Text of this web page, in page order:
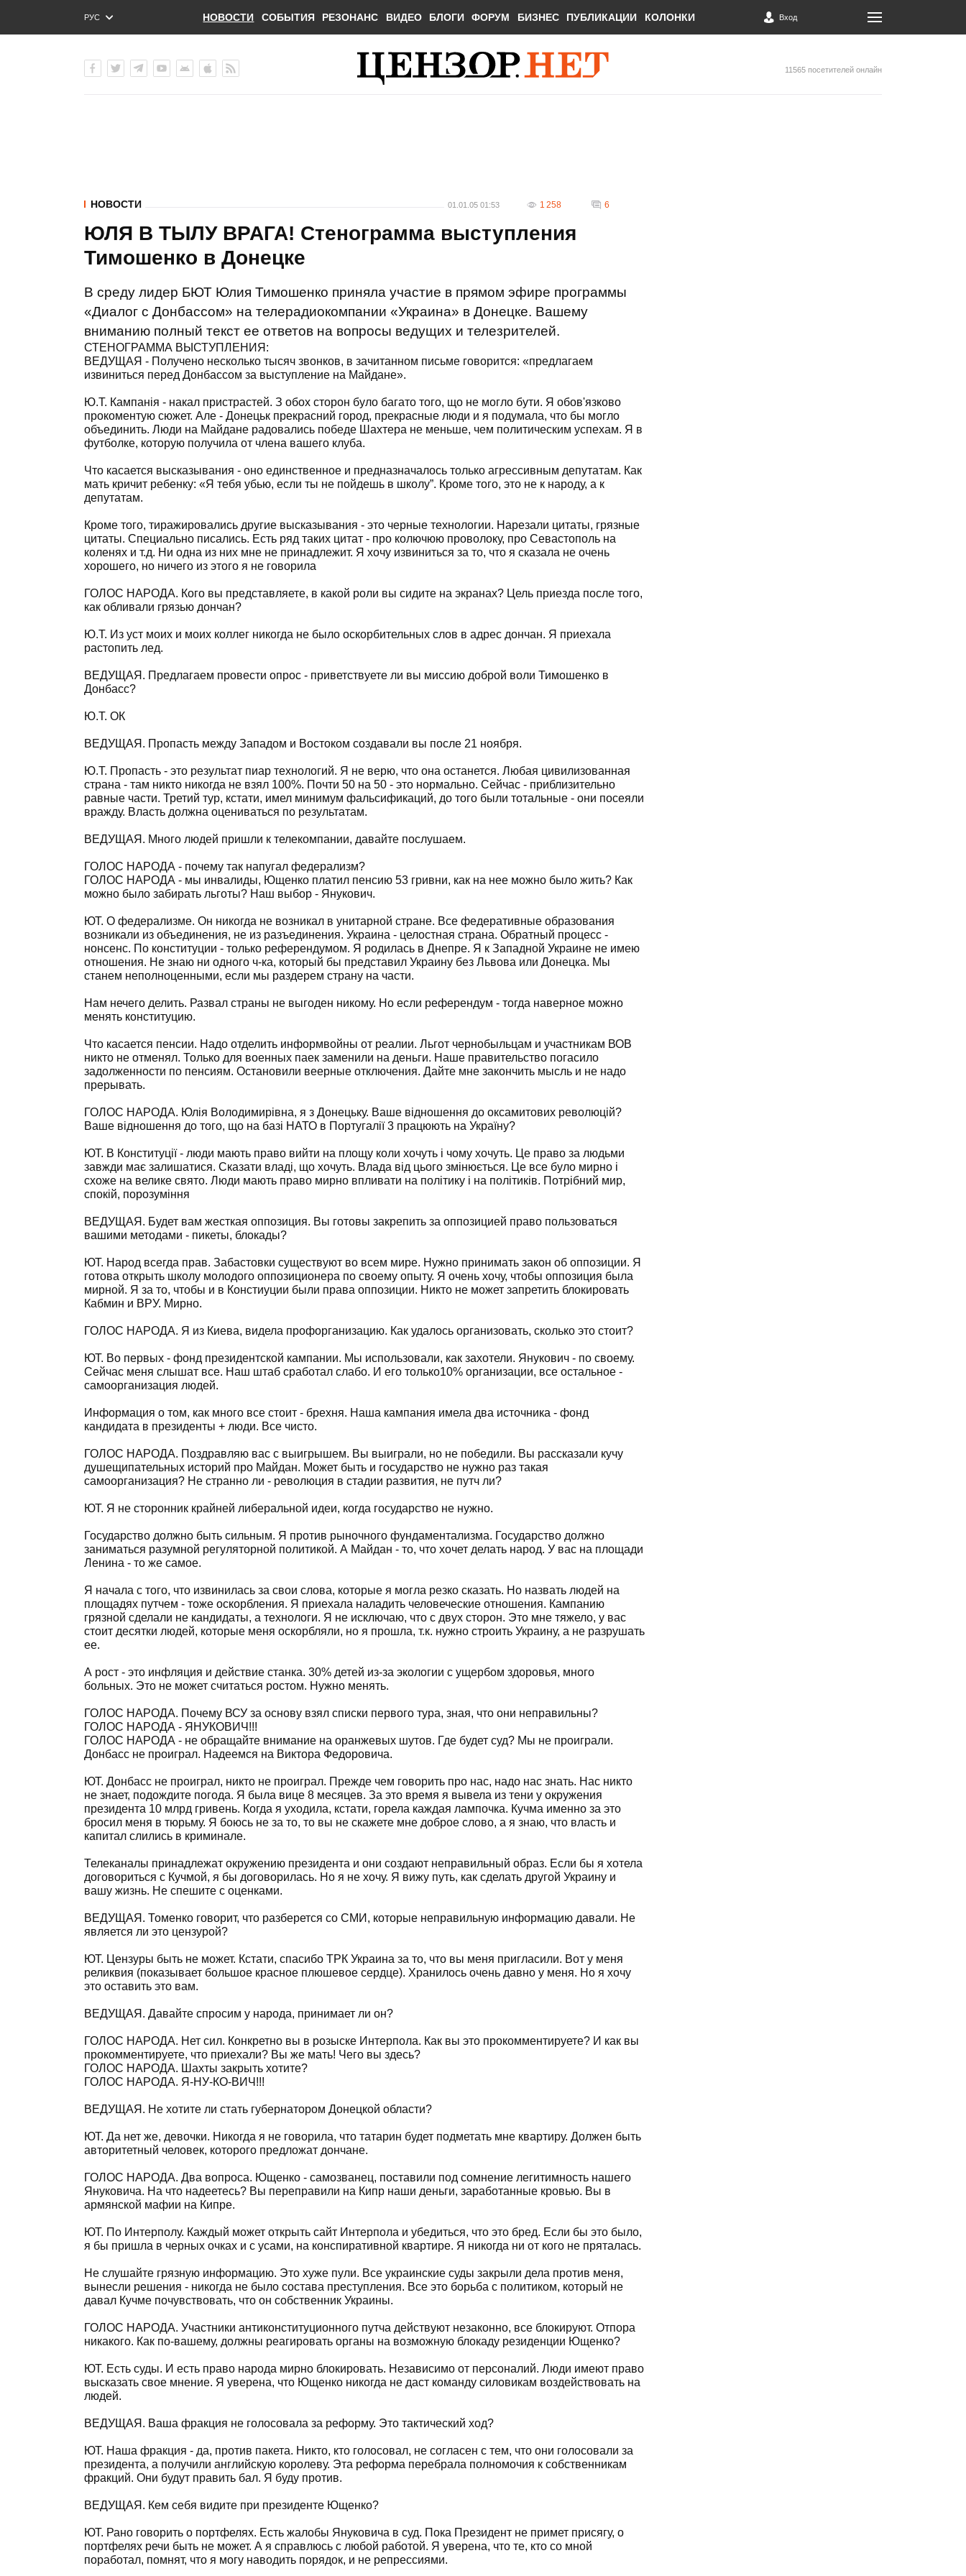
РУС
ENG
НОВОСТИ СОБЫТИЯ РЕЗОНАНС ВИДЕО БЛОГИ ФОРУМ БИЗНЕС ПУБЛИКАЦИИ КОЛОНКИ Вход
11565 посетителей онлайн
НОВОСТИ 01.01.05 01:53 1 258 6
ЮЛЯ В ТЫЛУ ВРАГА! Стенограмма выступления
Тимошенко в Донецке
В среду лидер БЮТ Юлия Тимошенко приняла участие в прямом эфире программы
«Диалог с Донбассом» на телерадиокомпании «Украина» в Донецке. Вашему
вниманию полный текст ее ответов на вопросы ведущих и телезрителей.
СТЕНОГРАММА ВЫСТУПЛЕНИЯ:
ВЕДУЩАЯ - Получено несколько тысяч звонков, в зачитанном письме говорится: «предлагаем
извиниться перед Донбассом за выступление на Майдане».
Ю.Т. Кампанія - накал пристрастей. З обох сторон було багато того, що не могло бути. Я обов'язково
прокоментую сюжет. Але - Донецьк прекрасний город, прекрасные люди и я подумала, что бы могло
объединить. Люди на Майдане радовались победе Шахтера не меньше, чем политическим успехам. Я в
футболке, которую получила от члена вашего клуба.
Что касается высказывания - оно единственное и предназначалось только агрессивным депутатам. Как
мать кричит ребенку: «Я тебя убью, если ты не пойдешь в школу”. Кроме того, это не к народу, а к
депутатам.
Кроме того, тиражировались другие высказывания - это черные технологии. Нарезали цитаты, грязные
цитаты. Специально писались. Есть ряд таких цитат - про колючюю проволоку, про Севастополь на
коленях и т.д. Ни одна из них мне не принадлежит. Я хочу извиниться за то, что я сказала не очень
хорошего, но ничего из этого я не говорила
ГОЛОС НАРОДА. Кого вы представляете, в какой роли вы сидите на экранах? Цель приезда после того,
как обливали грязью дончан?
Ю.Т. Из уст моих и моих коллег никогда не было оскорбительных слов в адрес дончан. Я приехала
растопить лед.
ВЕДУЩАЯ. Предлагаем провести опрос - приветствуете ли вы миссию доброй воли Тимошенко в
Донбасс?
Ю.Т. ОК
ВЕДУЩАЯ. Пропасть между Западом и Востоком создавали вы после 21 ноября.
Ю.Т. Пропасть - это результат пиар технологий. Я не верю, что она останется. Любая цивилизованная
страна - там никто никогда не взял 100%. Почти 50 на 50 - это нормально. Сейчас - приблизительно
равные части. Третий тур, кстати, имел минимум фальсификаций, до того были тотальные - они посеяли
вражду. Власть должна оцениваться по результатам.
ВЕДУЩАЯ. Много людей пришли к телекомпании, давайте послушаем.
ГОЛОС НАРОДА - почему так напугал федерализм?
ГОЛОС НАРОДА - мы инвалиды, Ющенко платил пенсию 53 гривни, как на нее можно было жить? Как
можно было забирать льготы? Наш выбор - Янукович.
ЮТ. О федерализме. Он никогда не возникал в унитарной стране. Все федеративные образования
возникали из объединения, не из разъединения. Украина - целостная страна. Обратный процесс -
нонсенс. По конституции - только референдумом. Я родилась в Днепре. Я к Западной Украине не имею
отношения. Не знаю ни одного ч-ка, который бы представил Украину без Львова или Донецка. Мы
станем неполноценными, если мы раздерем страну на части.
Нам нечего делить. Развал страны не выгоден никому. Но если референдум - тогда наверное можно
менять конституцию.
Что касается пенсии. Надо отделить информвойны от реалии. Льгот чернобыльцам и участникам ВОВ
никто не отменял. Только для военных паек заменили на деньги. Наше правительство погасило
задолженности по пенсиям. Остановили веерные отключения. Дайте мне закончить мысль и не надо
прерывать.
ГОЛОС НАРОДА. Юлія Володимирівна, я з Донецьку. Ваше відношення до оксамитових революцій?
Ваше відношення до того, що на базі НАТО в Португалії 3 працюють на Україну?
ЮТ. В Конституції - люди мають право вийти на площу коли хочуть і чому хочуть. Це право за людьми
завжди має залишатися. Сказати владі, що хочуть. Влада від цього змінюється. Це все було мирно і
схоже на велике свято. Люди мають право мирно впливати на політику і на політиків. Потрібний мир,
спокій, порозуміння
ВЕДУЩАЯ. Будет вам жесткая оппозиция. Вы готовы закрепить за оппозицией право пользоваться
вашими методами - пикеты, блокады?
ЮТ. Народ всегда прав. Забастовки существуют во всем мире. Нужно принимать закон об оппозиции. Я
готова открыть школу молодого оппозиционера по своему опыту. Я очень хочу, чтобы оппозиция была
мирной. Я за то, чтобы и в Констиуции были права оппозиции. Никто не может запретить блокировать
Кабмин и ВРУ. Мирно.
ГОЛОС НАРОДА. Я из Киева, видела профорганизацию. Как удалось организовать, сколько это стоит?
ЮТ. Во первых - фонд президентской кампании. Мы использовали, как захотели. Янукович - по своему.
Сейчас меня слышат все. Наш штаб сработал слабо. И его только10% организации, все остальное -
самоорганизация людей.
Информация о том, как много все стоит - брехня. Наша кампания имела два источника - фонд
кандидата в президенты + люди. Все чисто.
ГОЛОС НАРОДА. Поздравляю вас с выигрышем. Вы выиграли, но не победили. Вы рассказали кучу
душещипательных историй про Майдан. Может быть и государство не нужно раз такая
самоорганизация? Не странно ли - революция в стадии развития, не путч ли?
ЮТ. Я не сторонник крайней либеральной идеи, когда государство не нужно.
Государство должно быть сильным. Я против рыночного фундаментализма. Государство должно
заниматься разумной регуляторной политикой. А Майдан - то, что хочет делать народ. У вас на площади
Ленина - то же самое.
Я начала с того, что извинилась за свои слова, которые я могла резко сказать. Но назвать людей на
площадях путчем - тоже оскорбления. Я приехала наладить человеческие отношения. Кампанию
грязной сделали не кандидаты, а технологи. Я не исключаю, что с двух сторон. Это мне тяжело, у вас
стоит десятки людей, которые меня оскорбляли, но я прошла, т.к. нужно строить Украину, а не разрушать
ее.
А рост - это инфляция и действие станка. 30% детей из-за экологии с ущербом здоровья, много
больных. Это не может считаться ростом. Нужно менять.
ГОЛОС НАРОДА. Почему ВСУ за основу взял списки первого тура, зная, что они неправильны?
ГОЛОС НАРОДА - ЯНУКОВИЧ!!!
ГОЛОС НАРОДА - не обращайте внимание на оранжевых шутов. Где будет суд? Мы не проиграли.
Донбасс не проиграл. Надеемся на Виктора Федоровича.
ЮТ. Донбасс не проиграл, никто не проиграл. Прежде чем говорить про нас, надо нас знать. Нас никто
не знает, подождите погода. Я была вице 8 месяцев. За это время я вывела из тени у окружения
президента 10 млрд гривень. Когда я уходила, кстати, горела каждая лампочка. Кучма именно за это
бросил меня в тюрьму. Я боюсь не за то, то вы не скажете мне доброе слово, а я знаю, что власть и
капитал слились в криминале.
Телеканалы принадлежат окружению президента и они создают неправильный образ. Если бы я хотела
договориться с Кучмой, я бы договорилась. Но я не хочу. Я вижу путь, как сделать другой Украину и
вашу жизнь. Не спешите с оценками.
ВЕДУЩАЯ. Томенко говорит, что разберется со СМИ, которые неправильную информацию давали. Не
является ли это цензурой?
ЮТ. Цензуры быть не может. Кстати, спасибо ТРК Украина за то, что вы меня пригласили. Вот у меня
реликвия (показывает большое красное плюшевое сердце). Хранилось очень давно у меня. Но я хочу
это оставить это вам.
ВЕДУЩАЯ. Давайте спросим у народа, принимает ли он?
ГОЛОС НАРОДА. Нет сил. Конкретно вы в розыске Интерпола. Как вы это прокомментируете? И как вы
прокомментируете, что приехали? Вы же мать! Чего вы здесь?
ГОЛОС НАРОДА. Шахты закрыть хотите?
ГОЛОС НАРОДА. Я-НУ-КО-ВИЧ!!!
ВЕДУЩАЯ. Не хотите ли стать губернатором Донецкой области?
ЮТ. Да нет же, девочки. Никогда я не говорила, что татарин будет подметать мне квартиру. Должен быть
авторитетный человек, которого предложат дончане.
ГОЛОС НАРОДА. Два вопроса. Ющенко - самозванец, поставили под сомнение легитимность нашего
Януковича. На что надеетесь? Вы переправили на Кипр наши деньги, заработанные кровью. Вы в
армянской мафии на Кипре.
ЮТ. По Интерполу. Каждый может открыть сайт Интерпола и убедиться, что это бред. Если бы это было,
я бы пришла в черных очках и с усами, на конспиративной квартире. Я никогда ни от кого не пряталась.
Не слушайте грязную информацию. Это хуже пули. Все украинские суды закрыли дела против меня,
вынесли решения - никогда не было состава преступления. Все это борьба с политиком, который не
давал Кучме почувствовать, что он собственник Украины.
ГОЛОС НАРОДА. Участники антиконституционного путча действуют незаконно, все блокируют. Отпора
никакого. Как по-вашему, должны реагировать органы на возможную блокаду резиденции Ющенко?
ЮТ. Есть суды. И есть право народа мирно блокировать. Независимо от персоналий. Люди имеют право
высказать свое мнение. Я уверена, что Ющенко никогда не даст команду силовикам воздействовать на
людей.
ВЕДУЩАЯ. Ваша фракция не голосовала за реформу. Это тактический ход?
ЮТ. Наша фракция - да, против пакета. Никто, кто голосовал, не согласен с тем, что они голосовали за
президента, а получили английскую королеву. Эта реформа перебрала полномочия к собственникам
фракций. Они будут править бал. Я буду против.
ВЕДУЩАЯ. Кем себя видите при президенте Ющенко?
ЮТ. Рано говорить о портфелях. Есть жалобы Януковича в суд. Пока Президент не примет присягу, о
портфелях речи быть не может. А я справлюсь с любой работой. Я уверена, что те, кто со мной
поработал, помнят, что я могу наводить порядок, и не репрессиями.